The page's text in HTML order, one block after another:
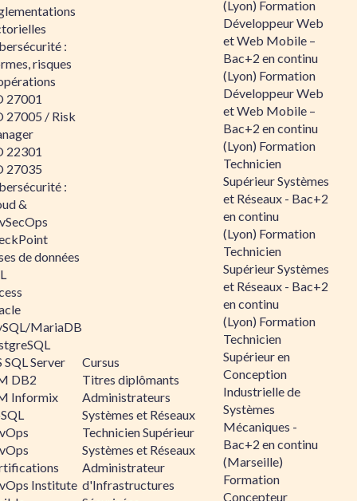
:
risques
27001
27005 / Risk
22301
27035
:
&
de données
MariaDB
SQL Server
DB2
Informix
Institute
Cursus
Titres diplômants
Administrateurs
Systèmes et Réseaux
Technicien Supérieur
Systèmes et Réseaux
Administrateur
d'Infrastructures
(Lyon) Formation
Développeur Web
et Web Mobile –
Bac+2 en continu
(Lyon) Formation
Développeur Web
et Web Mobile –
Bac+2 en continu
(Lyon) Formation
Technicien
Supérieur Systèmes
et Réseaux - Bac+2
en continu
(Lyon) Formation
Technicien
Supérieur Systèmes
et Réseaux - Bac+2
en continu
(Lyon) Formation
Technicien
Supérieur en
Conception
Industrielle de
Systèmes
Mécaniques -
Bac+2 en continu
(Marseille)
Formation
Concepteur